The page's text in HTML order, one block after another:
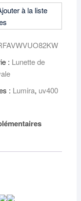
à la liste
: Lunette de
: Lumira, uv400